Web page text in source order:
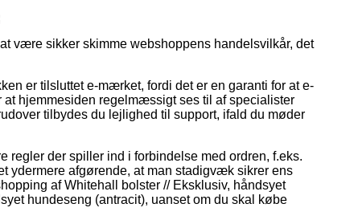
være sikker skimme webshoppens handelsvilkår, det
er tilsluttet e-mærket, fordi det er en garanti for at e-
hjemmesiden regelmæssigt ses til af specialister
tilbydes du lejlighed til support, ifald du møder
regler der spiller ind i forbindelse med ordren, f.eks.
ydermere afgørende, at man stadigvæk sikrer ens
af Whitehall bolster // Eksklusiv, håndsyet
hundeseng (antracit), uanset om du skal købe